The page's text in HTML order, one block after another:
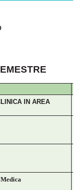
IN AREA
Medica